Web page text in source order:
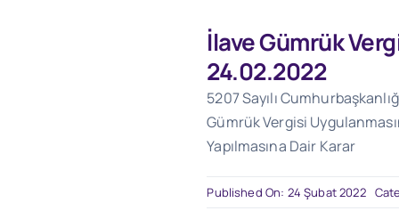
İlave Gümrük
24.02.2022
5207 Sayılı
Gümrük Vergisi
Yapılmasına Dair Karar
Published On: 24 Şubat 2022